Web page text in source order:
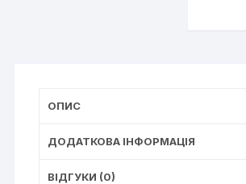
ОПИС
ДОДАТКОВА ІНФОРМАЦІЯ
ВІДГУКИ (0)